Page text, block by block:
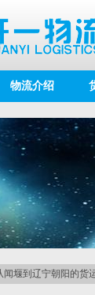
物流介绍
闻堰到辽宁朝阳的货